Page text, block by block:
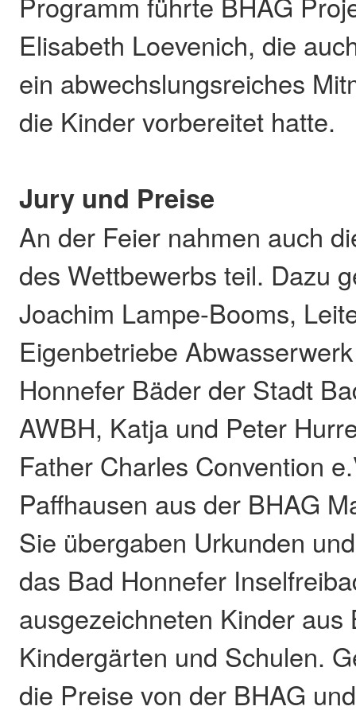
Elisabeth Loevenich, die
ein abwechslungsreiches
die Kinder vorbereitet hatte.
Jury und Preise
An der Feier nahmen auch
des Wettbewerbs teil. Dazu
Joachim Lampe-Booms,
Eigenbetriebe
Honnefer Bäder der Stadt
AWBH, Katja und Peter
Father Charles Convention
Paffhausen aus der BHAG
Sie übergaben Urkunden
das Bad Honnefer
ausgezeichneten Kinder aus
Kindergärten und Schulen.
die Preise von der BHAG